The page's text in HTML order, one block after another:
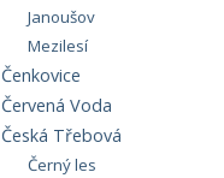
Janoušov
Mezilesí
Čenkovice
Červená Voda
Česká Třebová
Černý les